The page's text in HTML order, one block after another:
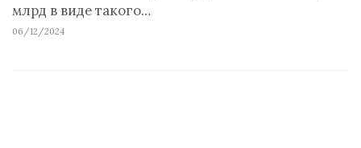
млрд в виде такого…
06/12/2024